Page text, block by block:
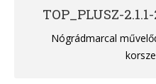
TOP_PLUSZ-
Nógrádmarcal